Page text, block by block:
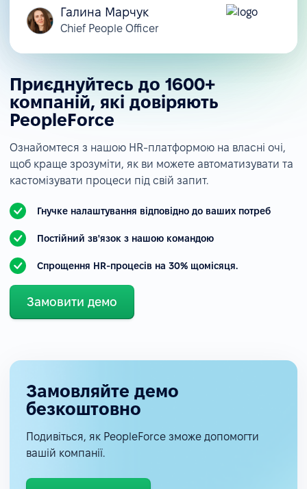
Галина Марчук
Chief People Officer
Приєднуйтесь до 1600+
компаній, які довіряють
PeopleForce
Ознайомтеся з нашою HR-платформою на власні очі,
щоб краще зрозуміти, як ви можете автоматизувати та
кастомізувати процеси під свій запит.
Гнучке налаштування відповідно до ваших потреб
Постійний зв'язок з нашою командою
Спрощення HR-процесів на 30% щомісяця.
Замовити демо
Замовляйте демо
безкоштовно
Подивіться, як PeopleForce зможе допомогти
вашій компанії.